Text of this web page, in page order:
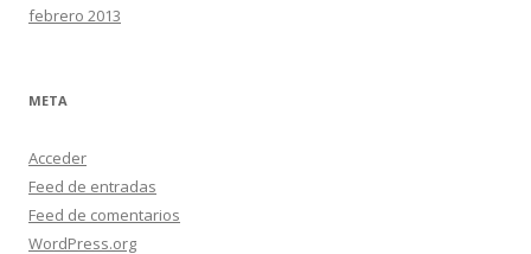
febrero 2013
META
Acceder
Feed de entradas
Feed de comentarios
WordPress.org